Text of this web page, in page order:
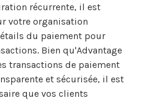
récurrente, il est
votre organisation
du paiement pour
Bien qu'Advantage
transactions de paiement
et sécurisée, il est
que vos clients